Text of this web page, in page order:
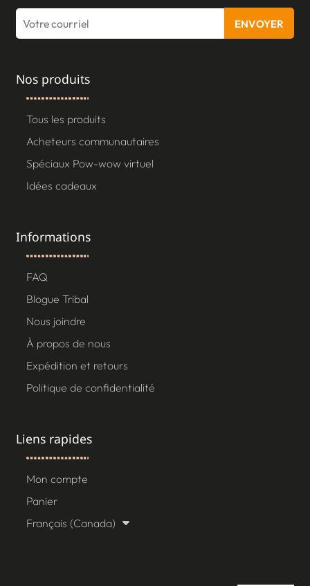
ENVOYER
Nos produits
Tous les produits
Acheteurs communautaires
Spéciaux Pow-wow virtuel
Idées cadeaux
Informations
FAQ
Blogue Tribal
Nous joindre
À propos de nous
Expédition et retours
Politique de confidentialité
Liens rapides
Mon compte
Panier
Français (Canada)